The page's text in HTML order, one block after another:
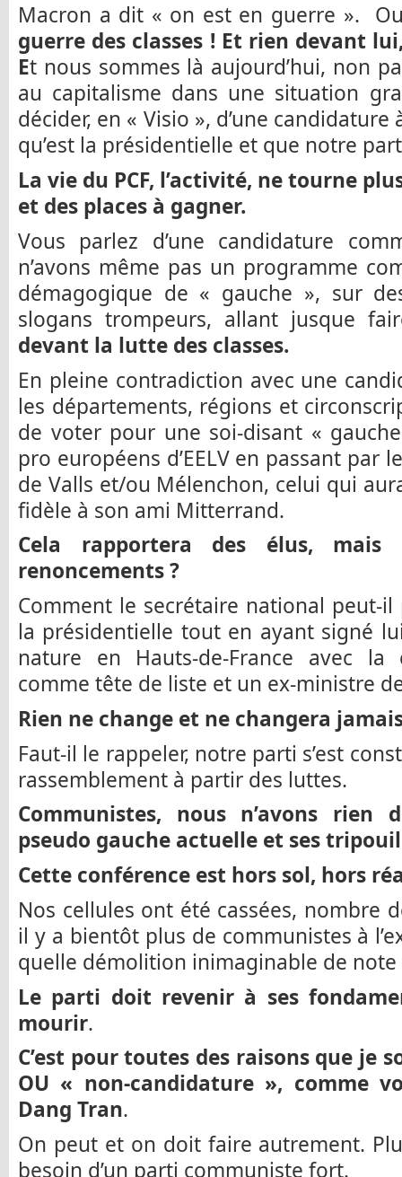
Macron a dit « on est en guerre ».
guerre des classes ! Et rien devant
Et nous sommes là aujourd’hui, non
au capitalisme dans une situation
décider, en « Visio », d’une
qu’est la présidentielle et que notre
La vie du PCF, l’activité, ne tourne
et des places à gagner.
Vous parlez d’une candidature
n’avons même pas un programme
démagogique de « gauche », sur
slogans trompeurs, allant jusque
devant la lutte des classes.
En pleine contradiction avec une
les départements, régions et
de voter pour une soi-disant «
pro européens d’EELV en passant par
de Valls et/ou Mélenchon, celui qui
fidèle à son ami Mitterrand.
Cela rapportera des élus,
renoncements ?
Comment le secrétaire national peut-
la présidentielle tout en ayant signé
nature en Hauts-de-France avec
comme tête de liste et un ex-ministre
Rien ne change et ne changera
Faut-il le rappeler, notre parti s’est
rassemblement à partir des luttes.
Communistes, nous n’avons rien
pseudo gauche actuelle et ses
Cette conférence est hors sol, hors
Nos cellules ont été cassées, nombre
il y a bientôt plus de communistes à
quelle démolition inimaginable de
Le parti doit revenir à ses
mourir.
C’est pour toutes des raisons que je
OU « non-candidature », comme
Dang Tran.
On peut et on doit faire autrement.
besoin d’un parti communiste fort.